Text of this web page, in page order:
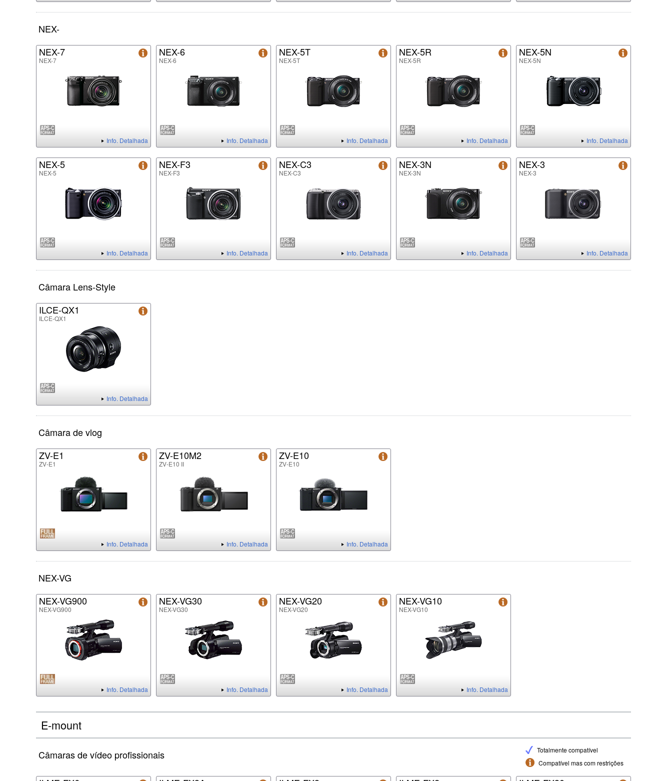
NEX-
NEX-7
NEX-7
Info. Detalhada
NEX-6
NEX-6
Info. Detalhada
NEX-5T
NEX-5T
Info. Detalhada
NEX-5R
NEX-5R
Info. Detalhada
NEX-5N
NEX-5N
Info. Detalhada
NEX-5
NEX-5
Info. Detalhada
NEX-F3
NEX-F3
Info. Detalhada
NEX-C3
NEX-C3
Info. Detalhada
NEX-3N
NEX-3N
Info. Detalhada
NEX-3
NEX-3
Info. Detalhada
Câmara Lens-Style
ILCE-QX1
ILCE-QX1
Info. Detalhada
Câmara de vlog
ZV-E1
ZV-E1
Info. Detalhada
ZV-E10M2
ZV-E10 II
Info. Detalhada
ZV-E10
ZV-E10
Info. Detalhada
NEX-VG
NEX-VG900
NEX-VG900
Info. Detalhada
NEX-VG30
NEX-VG30
Info. Detalhada
NEX-VG20
NEX-VG20
Info. Detalhada
NEX-VG10
NEX-VG10
Info. Detalhada
E-mount
Totalmente compatível
Compatível mas com restrições
Câmaras de vídeo profissionais